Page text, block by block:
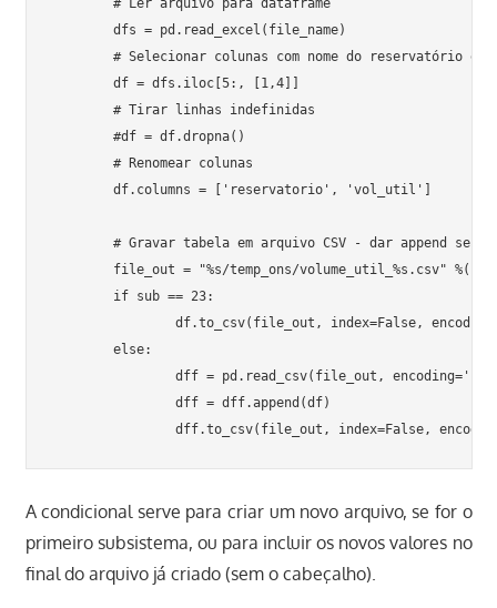
A condicional serve para criar um novo arquivo, se for o
primeiro subsistema, ou para incluir os novos valores no
final do arquivo já criado (sem o cabeçalho).